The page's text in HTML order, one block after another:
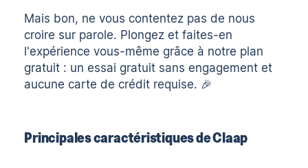
Mais bon, ne vous contentez pas de nous
croire sur parole. Plongez et faites-en
l'expérience vous-même grâce à notre plan
gratuit : un essai gratuit sans engagement et
aucune carte de crédit requise. 🎉
Principales caractéristiques de Claap